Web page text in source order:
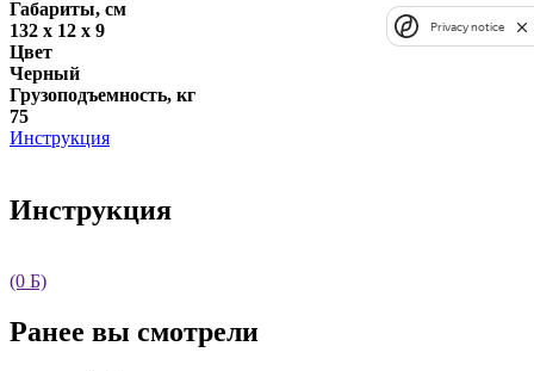
Габариты, см
132 х 12 х 9
Цвет
Черный
Грузоподъемность, кг
75
Инструкция
Инструкция
(0 Б)
Ранее вы смотрели
Privacy notice